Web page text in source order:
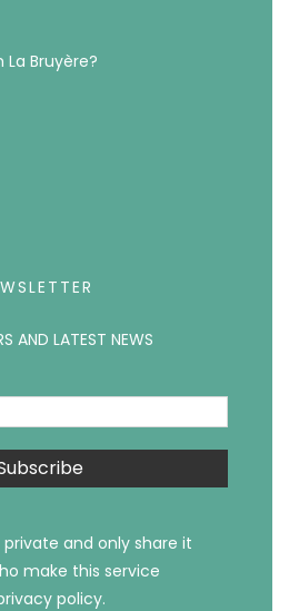
Bruyère?
AND LATEST NEWS
and only share it
make this service
policy.